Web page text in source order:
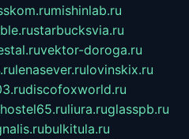
mishinlab.ru
starbucksvia.ru
vektor-doroga.ru
lenasever.rulovinskix.ru
discofoxworld.ru
hostel65.ruliura.ruglasspb.ru
bulkitula.ru